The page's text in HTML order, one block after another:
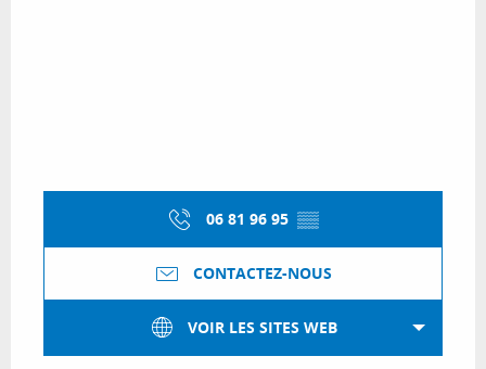
06 81 96 95 ▒▒
CONTACTEZ-NOUS
VOIR LES SITES WEB